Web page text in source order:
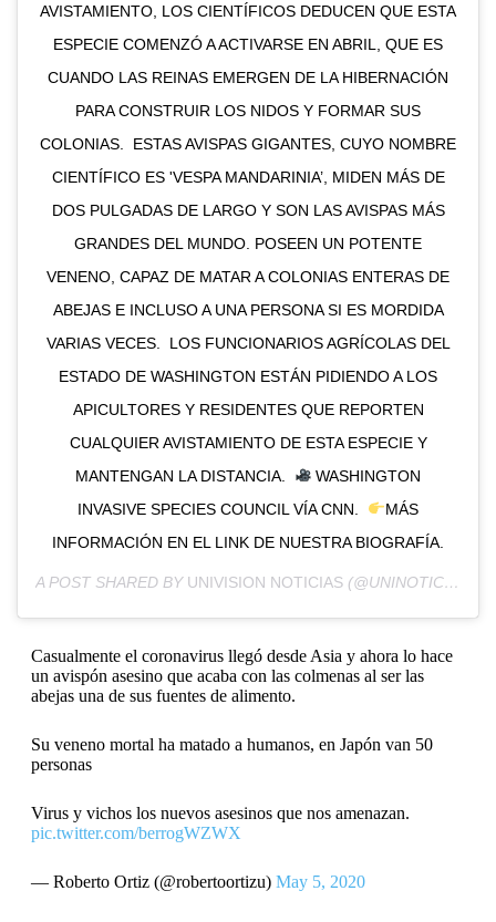
AVISTAMIENTO, LOS CIENTÍFICOS DEDUCEN QUE ESTA
ESPECIE COMENZÓ A ACTIVARSE EN ABRIL, QUE ES
CUANDO LAS REINAS EMERGEN DE LA HIBERNACIÓN
PARA CONSTRUIR LOS NIDOS Y FORMAR SUS
COLONIAS.⁠ ⁠ ESTAS AVISPAS GIGANTES, CUYO NOMBRE
CIENTÍFICO ES 'VESPA MANDARINIA’, MIDEN MÁS DE
DOS PULGADAS DE LARGO Y SON LAS AVISPAS MÁS
GRANDES DEL MUNDO. POSEEN UN POTENTE
VENENO, CAPAZ DE MATAR A COLONIAS ENTERAS DE
ABEJAS E INCLUSO A UNA PERSONA SI ES MORDIDA
VARIAS VECES.⁠ ⁠ LOS FUNCIONARIOS AGRÍCOLAS DEL
ESTADO DE WASHINGTON ESTÁN PIDIENDO A LOS
APICULTORES Y RESIDENTES QUE REPORTEN
CUALQUIER AVISTAMIENTO DE ESTA ESPECIE Y
MANTENGAN LA DISTANCIA.⁠ ⁠
WASHINGTON
INVASIVE SPECIES COUNCIL VÍA CNN.⁠ ⁠
MÁS
INFORMACIÓN EN EL LINK DE NUESTRA BIOGRAFÍA.
A POST SHARED BY UNIVISION NOTICIAS (@UNINOTICIAS) ON
Casualmente el coronavirus llegó desde Asia y ahora lo hace
un avispón asesino que acaba con las colmenas al ser las
abejas una de sus fuentes de alimento.
Su veneno mortal ha matado a humanos, en Japón van 50
personas
Virus y vichos los nuevos asesinos que nos amenazan.
pic.twitter.com/berrogWZWX
— Roberto Ortiz (@robertoortizu) May 5, 2020